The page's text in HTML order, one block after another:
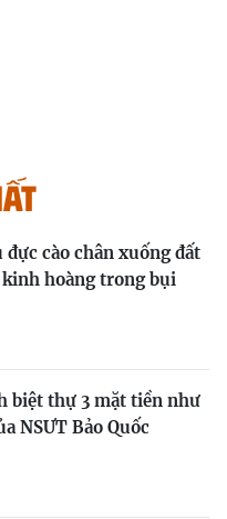
đực cào chân xuống đất
hoàng trong bụi
biệt thự 3 mặt tiền như
NSƯT Bảo Quốc